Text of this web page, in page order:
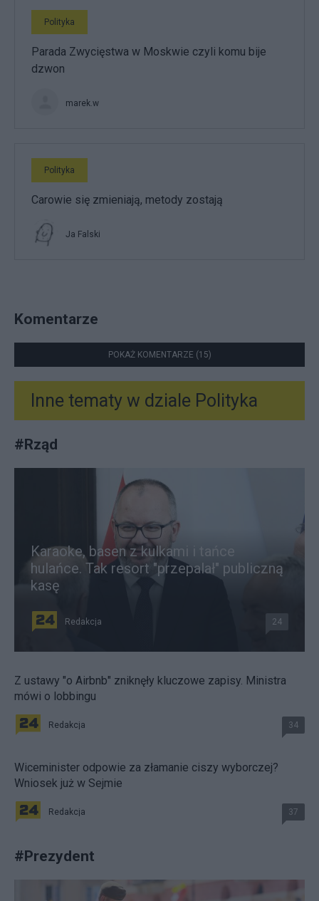
Polityka
Parada Zwycięstwa w Moskwie czyli komu bije
dzwon
marek.w
Polityka
Carowie się zmieniają, metody zostają
Ja Falski
Komentarze
POKAŻ KOMENTARZE (15)
Inne tematy w dziale Polityka
#Rząd
Karaoke, basen z kulkami i tańce
hulańce. Tak resort "przepalał" publiczną
kasę
Redakcja 24
Z ustawy "o Airbnb" zniknęły kluczowe zapisy. Ministra
mówi o lobbingu
Redakcja 34
Wiceminister odpowie za złamanie ciszy wyborczej?
Wniosek już w Sejmie
Redakcja 37
#Prezydent